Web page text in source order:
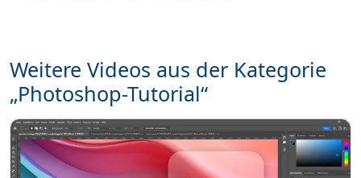
Weitere Videos aus der Kategorie
„Photoshop-Tutorial“